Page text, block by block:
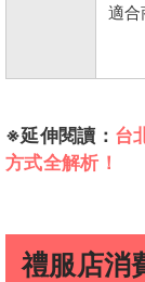
適合
※延伸閱讀： 台
方式全解析！
禮服店消